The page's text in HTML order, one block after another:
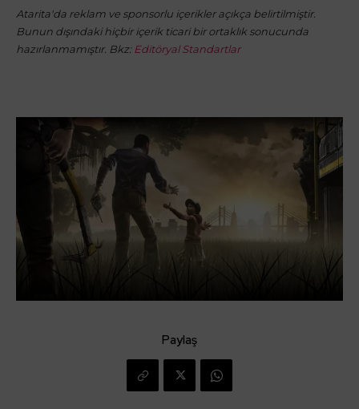
Atarita'da reklam ve sponsorlu içerikler açıkça belirtilmiştir.
Bunun dışındaki hiçbir içerik ticari bir ortaklık sonucunda
hazırlanmamıştır. Bkz: Editöryal Standartlar
Paylaş